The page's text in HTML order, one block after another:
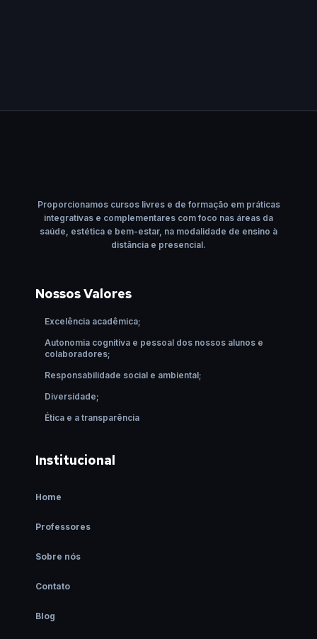
Proporcionamos cursos livres e de formação em práticas
integrativas e complementares com foco nas áreas da
saúde, estética e bem-estar, na modalidade de ensino à
distância e presencial.
Nossos Valores
Excelência acadêmica;
Autonomia cognitiva e pessoal dos nossos alunos e
colaboradores;
Responsabilidade social e ambiental;
Diversidade;
Ética e a transparência
Institucional
Home
Professores
Sobre nós
Contato
Blog